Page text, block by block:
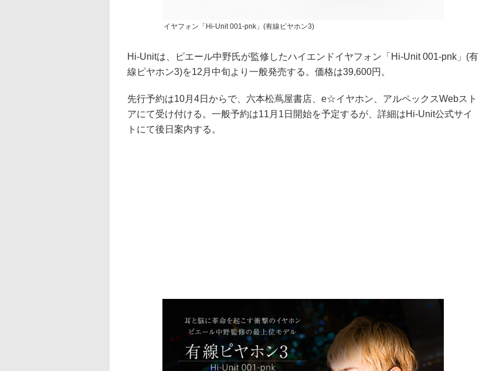
イヤフォン「Hi-Unit 001-pnk」(有線ピヤホン3)
Hi-Unitは、ピエール中野氏が監修したハイエンドイヤフォン「Hi-Unit 001-pnk」(有
線ピヤホン3)を12月中旬より一般発売する。価格は39,600円。
先行予約は10月4日からで、六本松蔦屋書店、e☆イヤホン、アルペックスWebスト
アにて受け付ける。一般予約は11月1日開始を予定するが、詳細はHi-Unit公式サイ
トにて後日案内する。